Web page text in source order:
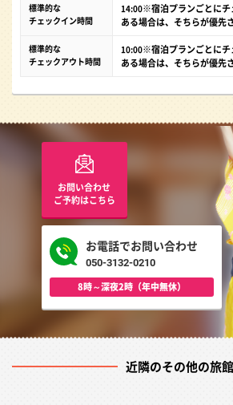
標準的な
チェックイン時間
14:00※宿泊プランごとにチ
ある場合は、そちらが優先
標準的な
チェックアウト時間
10:00※宿泊プランごとにチ
ある場合は、そちらが優先
お問い合わせ
ご予約はこちら
お電話でお問い合わせ
050-3132-0210
8時～深夜2時（年中無休）
近隣のその他の旅館